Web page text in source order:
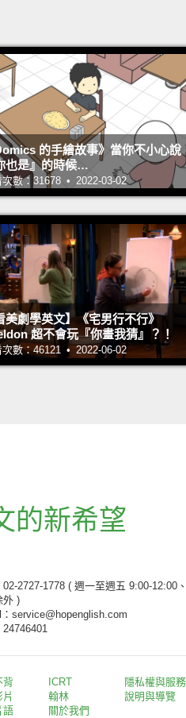
的手繪故事》當你不小心說
也是』的時候…
次數：31678 • 2022-03-02
美劇學英文】《宅男行不行》
超不會玩『你畫我猜』？！
次數：46121 • 2022-06-02
的新希望
02-2727-1778 ( 週一至週五 9:00-12:00
外 )
service@hopenglish.com
背
語
ICRT
翰林
關於我們
隱私權與服
說明與導覽